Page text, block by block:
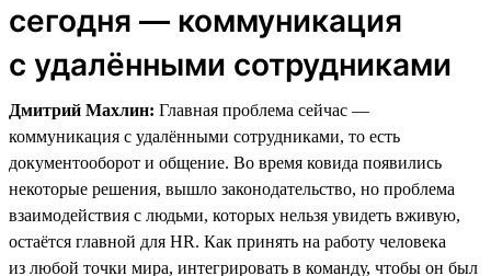
сегодня — коммуникация
с удалёнными сотрудниками
Дмитрий Махлин: Главная проблема сейчас —
коммуникация с удалёнными сотрудниками, то есть
документооборот и общение. Во время ковида появились
некоторые решения, вышло законодательство, но проблема
взаимодействия с людьми, которых нельзя увидеть вживую,
остаётся главной для HR. Как принять на работу человека
из любой точки мира, интегрировать в команду, чтобы он был